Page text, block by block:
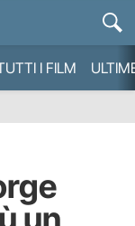
I FILM